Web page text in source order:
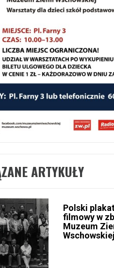
ARTYKUŁY
Polski
filmowy w
Muzeum
Wschowskiej